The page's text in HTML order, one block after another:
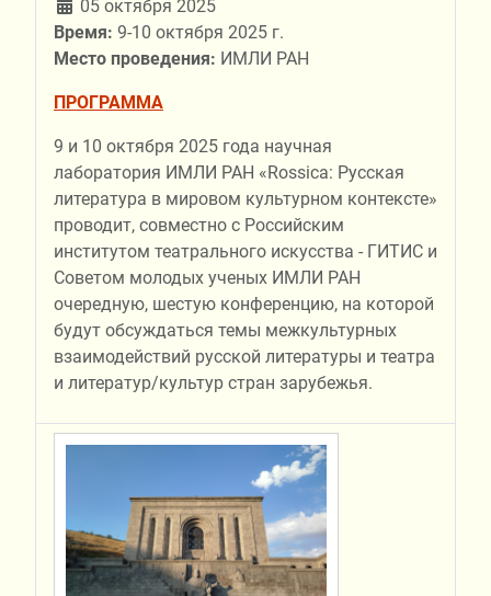
05 октября 2025
Время: 9-10 октября 2025 г.
Место проведения: ИМЛИ РАН
ПРОГРАММА
9 и 10 октября 2025 года научная
лаборатория ИМЛИ РАН «Rossiсa: Русская
литература в мировом культурном контексте»
проводит, совместно с Российским
институтом театрального искусства - ГИТИС и
Советом молодых ученых ИМЛИ РАН
очередную, шестую конференцию, на которой
будут обсуждаться темы межкультурных
взаимодействий русской литературы и театра
и литератур/культур стран зарубежья.